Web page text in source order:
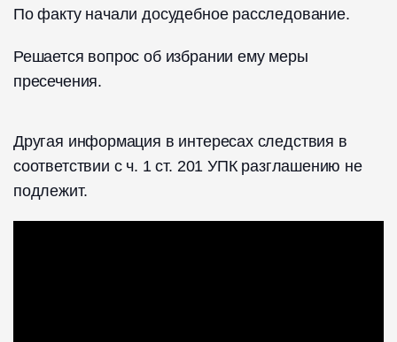
По факту начали досудебное расследование.
Решается вопрос об избрании ему меры
пресечения.
Другая информация в интересах следствия в
соответствии с ч. 1 ст. 201 УПК разглашению не
подлежит.